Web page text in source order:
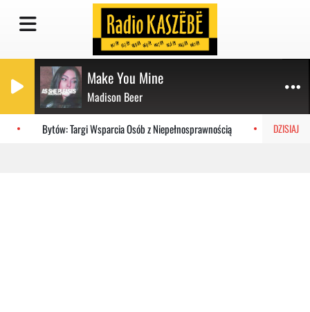
Make You Mine
Madison Beer
DZISIAJ
Bytów: Targi Wsparcia Osób z Niepełnosprawnością Port we